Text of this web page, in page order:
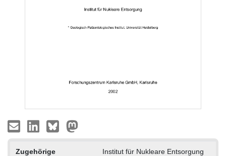
Zugehörige
Institut für Nukleare Entsorgung